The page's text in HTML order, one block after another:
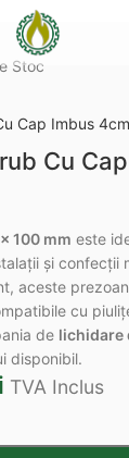
Stoc
Cu
100 mm este
și confecții
aceste
cu
de lichidare
disponibil.
TVA Inclus